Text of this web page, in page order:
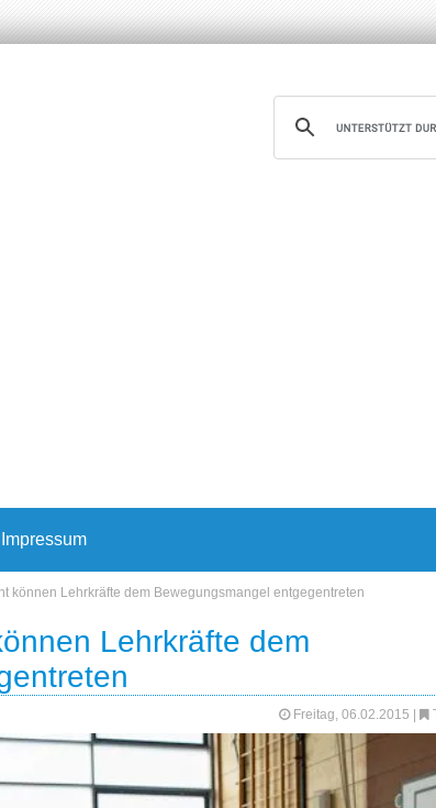
Impressum
können Lehrkräfte dem Bewegungsmangel entgegentreten
Lehrkräfte dem
Freitag, 06.02.2015